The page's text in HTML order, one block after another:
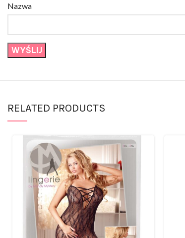
Nazwa
RELATED PRODUCTS